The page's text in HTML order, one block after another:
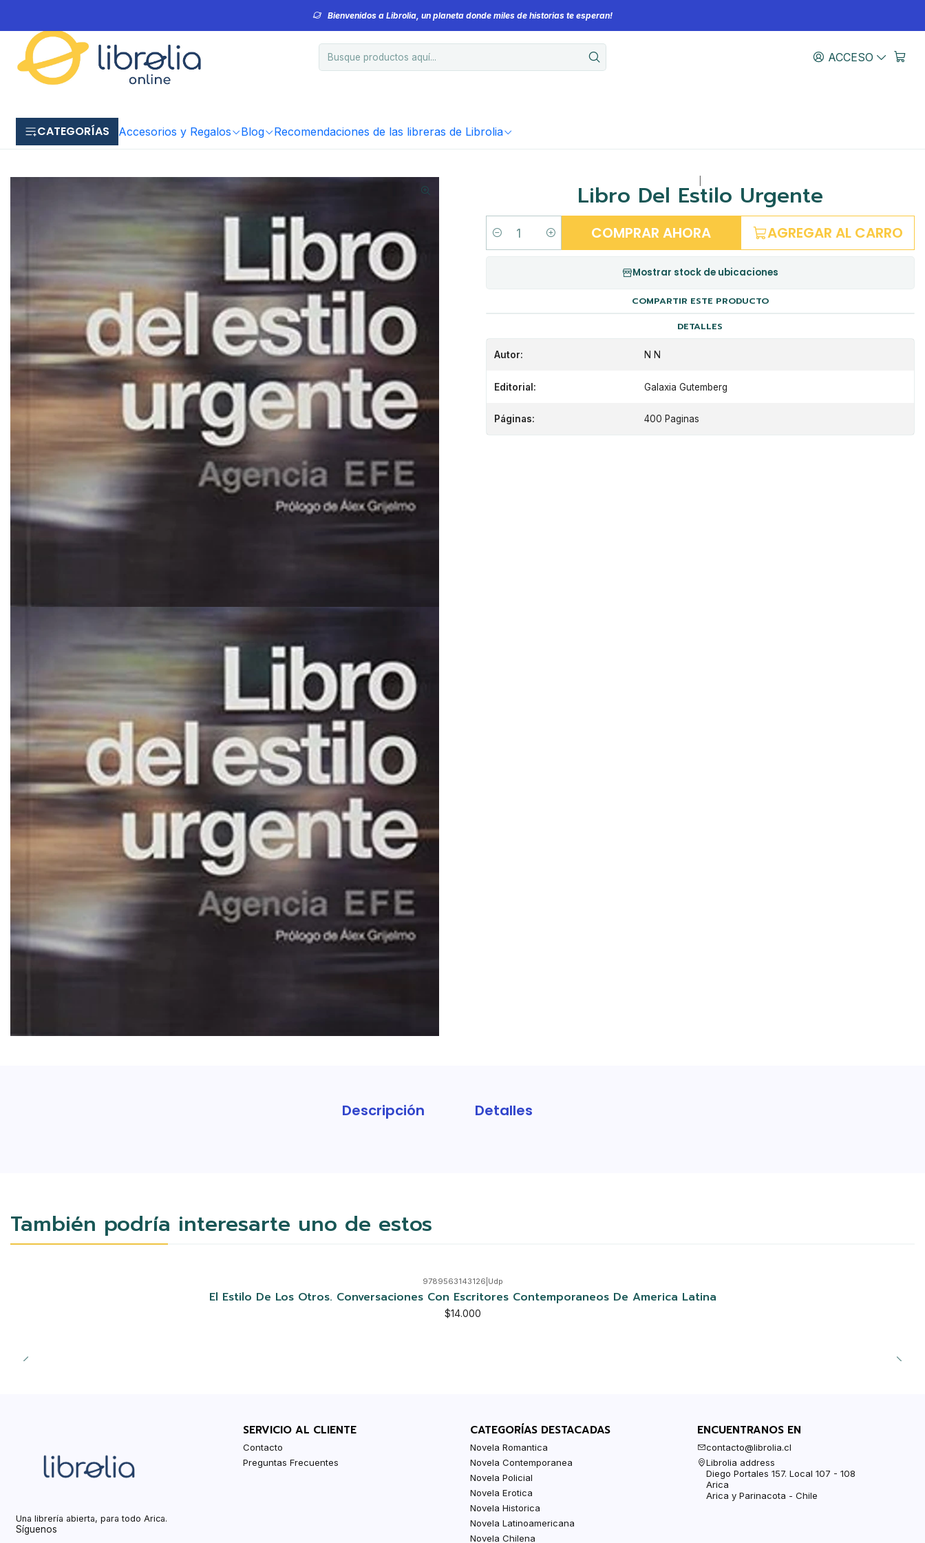
ACCESO
CATEGORÍAS Accesorios y Regalos Blog Recomendaciones de las libreras de Librolia
Bienvenidos a Librolia, un planeta donde miles de historias te esperan!
Libro Del Estilo Urgente
Cantidad AGREGAR AL CARRO
COMPRAR AHORA
Mostrar stock de ubicaciones
COMPARTIR ESTE PRODUCTO
DETALLES
Autor: N N
Editorial: Galaxia Gutemberg
Páginas: 400 Paginas
Descripción Detalles
También podría interesarte uno de estos
9789563143126 Udp
El Estilo De Los Otros. Conversaciones Con Escritores Contemporaneos De America Latina
$14.000
Una librería abierta, para todo Arica.
Síguenos
SERVICIO AL CLIENTE
Contacto
Preguntas Frecuentes
CATEGORÍAS DESTACADAS
Novela Romantica
Novela Contemporanea
Novela Policial
Novela Erotica
Novela Historica
Novela Latinoamericana
Novela Chilena
ENCUENTRANOS EN
contacto@librolia.cl
Librolia address
Diego Portales 157. Local 107 - 108
Arica
Arica y Parinacota - Chile